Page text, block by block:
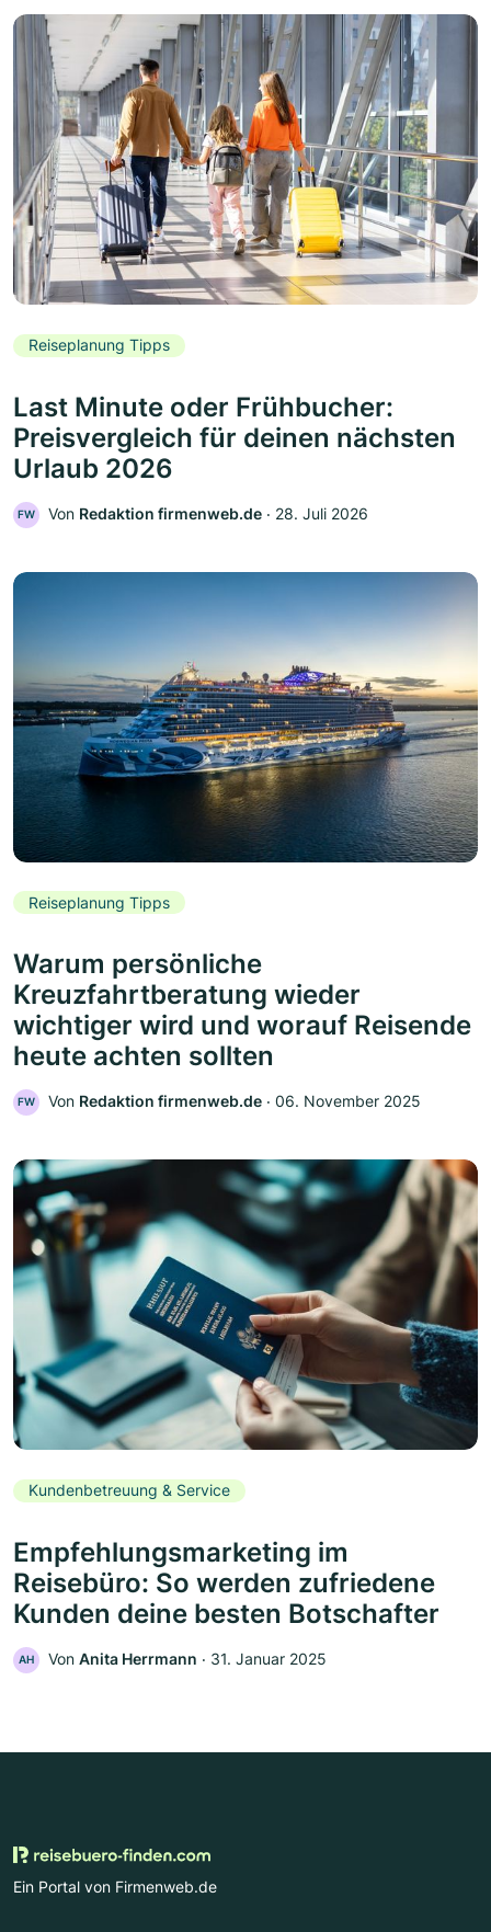
Reiseplanung Tipps
Last Minute oder Frühbucher:
Preisvergleich für deinen nächsten
Urlaub 2026
FW Von Redaktion firmenweb.de ‧ 28. Juli 2026
Reiseplanung Tipps
Warum persönliche
Kreuzfahrtberatung wieder
wichtiger wird und worauf Reisende
heute achten sollten
FW Von Redaktion firmenweb.de ‧ 06. November 2025
Kundenbetreuung & Service
Empfehlungsmarketing im
Reisebüro: So werden zufriedene
Kunden deine besten Botschafter
AH Von Anita Herrmann ‧ 31. Januar 2025
Ein Portal von Firmenweb.de